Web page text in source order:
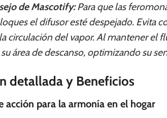
de Mascotify:Para que las
el difusor esté despejado. Evita
circulación del vapor. Al mantener el
área de descanso, optimizando su
detallada y Beneficios
acción para la armonía en el hogar